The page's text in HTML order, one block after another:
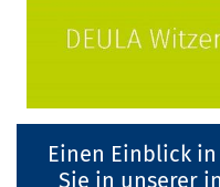
Einen Einblick
Sie in unserer